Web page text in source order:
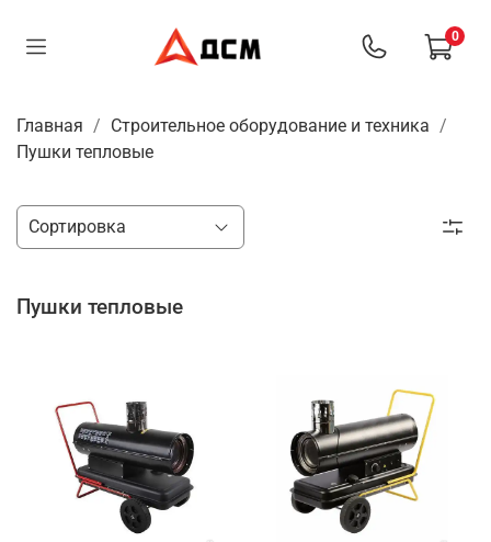
0
Главная
Строительное оборудование и техника
Пушки тепловые
Пушки тепловые